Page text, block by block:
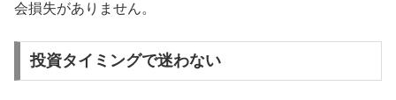
会損失がありません。
投資タイミングで迷わない